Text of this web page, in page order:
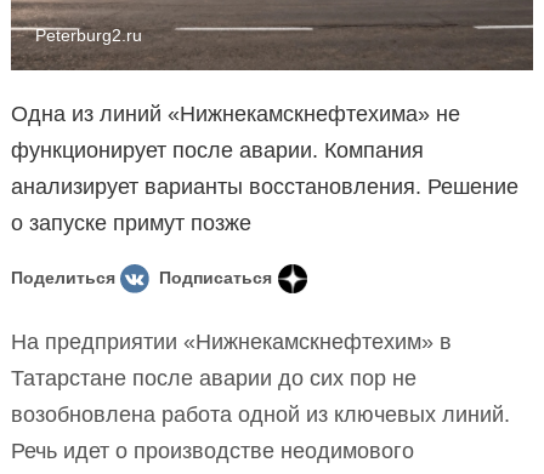
Peterburg2.ru
Одна из линий «Нижнекамскнефтехима» не
функционирует после аварии. Компания
анализирует варианты восстановления. Решение
о запуске примут позже
Поделиться Подписаться
На предприятии «Нижнекамскнефтехим» в
Татарстане после аварии до сих пор не
возобновлена работа одной из ключевых линий.
Речь идет о производстве неодимового